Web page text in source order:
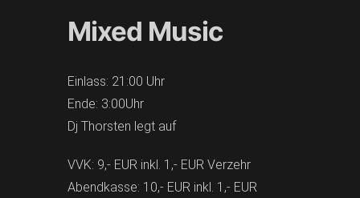
Mixed Music
Einlass: 21:00 Uhr
Ende: 3:00Uhr
Dj Thorsten legt auf
VVK: 9,- EUR inkl. 1,- EUR Verzehr
Abendkasse: 10,- EUR inkl. 1,- EUR